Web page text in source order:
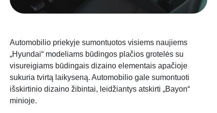
Automobilio priekyje sumontuotos visiems naujiems
„Hyundai“ modeliams būdingos plačios grotelės su
visureigiams būdingais dizaino elementais apačioje
sukuria tvirtą laikyseną. Automobilio gale sumontuoti
išskirtinio dizaino žibintai, leidžiantys atskirti „Bayon“
minioje.